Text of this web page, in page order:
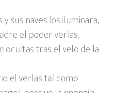
sus naves los iluminara,
el poder verlas.
ocultas tras el velo de la
el verlas tal como